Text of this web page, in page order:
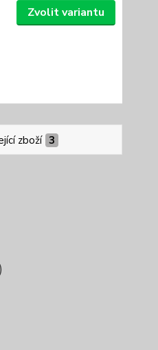
Zvolit variantu
zboží 3